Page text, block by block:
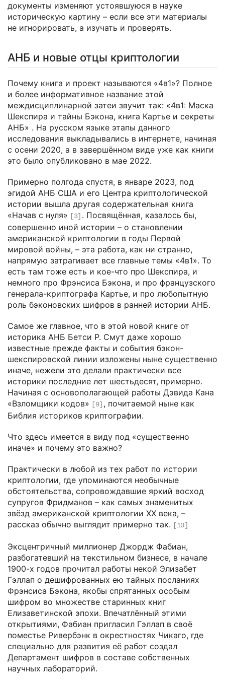
документы изменяют устоявшуюся в науке
историческую картину – если все эти материалы
не игнорировать, а изучать и проверять.
АНБ и новые отцы криптологии
Почему книга и проект называются «4в1»? Полное
и более информативное название этой
междисциплинарной затеи звучит так: «4в1: Маска
Шекспира и тайны Бэкона, книга Картье и секреты
АНБ» . На русском языке этапы данного
исследования выкладывались в интернете, начиная
с осени 2020, а в завершённом виде уже как книги
это было опубликовано в мае 2022.
Примерно полгода спустя, в январе 2023, под
эгидой АНБ США и его Центра криптологической
истории вышла другая содержательная книга
«Начав с нуля» [3] . Посвящённая, казалось бы,
совершенно иной истории – о становлении
американской криптологии в годы Первой
мировой войны, – эта работа, как ни странно,
напрямую затрагивает все главные темы «4в1». То
есть там тоже есть и кое-что про Шекспира, и
немного про Фрэнсиса Бэкона, и про французского
генерала-криптографа Картье, и про любопытную
роль бэконовских шифров в ранней истории АНБ.
Самое же главное, что в этой новой книге от
историка АНБ Бетси Р. Смут даже хорошо
известные прежде факты и события бэкон-
шекспировской линии изложены ныне существенно
иначе, нежели это делали практически все
историки последние лет шестьдесят, примерно.
Начиная с основополагающей работы Дэвида Кана
«Взломщики кодов» [9] , почитаемой ныне как
Библия историков криптографии.
Что здесь имеется в виду под «существенно
иначе» и почему это важно?
Практически в любой из тех работ по истории
криптологии, где упоминаются необычные
обстоятельства, сопровождавшие яркий восход
супругов Фридманов – как самых знаменитых
звёзд американской криптологии XX века, –
рассказ обычно выглядит примерно так. [10]
Эксцентричный миллионер Джордж Фабиан,
разбогатевший на текстильном бизнесе, в начале
1900-х годов прочитал работы некой Элизабет
Гэллап о дешифрованных ею тайных посланиях
Фрэнсиса Бэкона, якобы спрятанных особым
шифром во множестве старинных книг
Елизаветинской эпохи. Впечатлённый этими
открытиями, Фабиан пригласил Гэллап в своё
поместье Ривербэнк в окрестностях Чикаго, где
специально для развития её работ создал
Департамент шифров в составе собственных
научных лабораторий.